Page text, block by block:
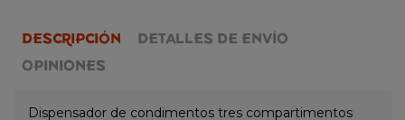
DESCRIPCIÓN
DETALLES DE ENVÍO
OPINIONES
Dispensador de condimentos tres compartimentos